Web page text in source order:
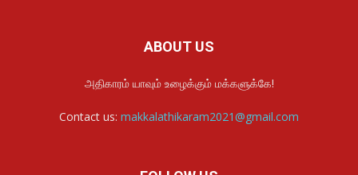
ABOUT US
அதிகாரம் யாவும் உழைக்கும் மக்களுக்கே!
Contact us: makkalathikaram2021@gmail.com